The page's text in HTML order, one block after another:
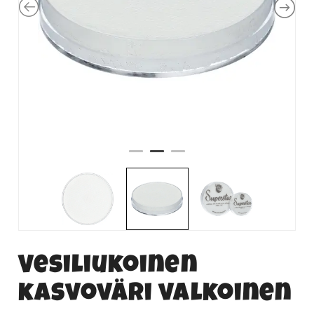
Vesiliukoinen
kasvoväri valkoinen